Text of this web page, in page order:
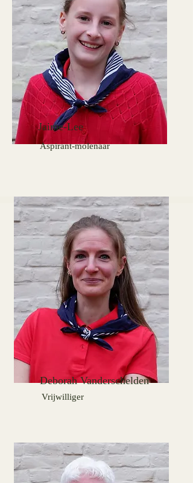
Jaime-Lee
Aspirant-molenaar
Deborah Vanderschelden
Vrijwilliger